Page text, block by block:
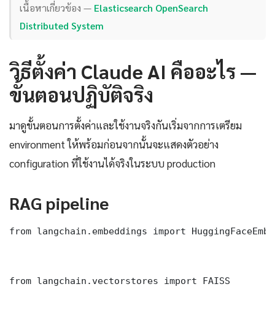
เนื้อหาเกี่ยวข้อง — Elasticsearch OpenSearch
Distributed System
วิธีตั้งค่า Claude AI คืออะไร —
ขั้นตอนปฏิบัติจริง
มาดูขั้นตอนการตั้งค่าและใช้งานจริงกันเริ่มจากการเตรียม
environment ให้พร้อมก่อนจากนั้นจะแสดงตัวอย่าง
configuration ที่ใช้งานได้จริงในระบบ production
RAG pipeline
from langchain.embeddings import
from langchain.vectorstores import FAISS